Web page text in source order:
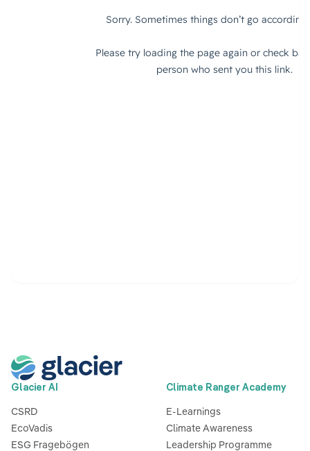
Glacier AI
CSRD
EcoVadis
ESG Fragebögen
Climate Ranger Academy
E-Learnings
Climate Awareness
Leadership Programme